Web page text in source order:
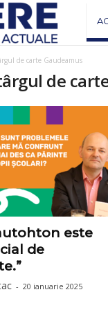
v
s
t
de carte Gaudeamus
de
este
de
- 20 ianuarie 2025